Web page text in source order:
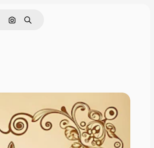
画像で検索
検索